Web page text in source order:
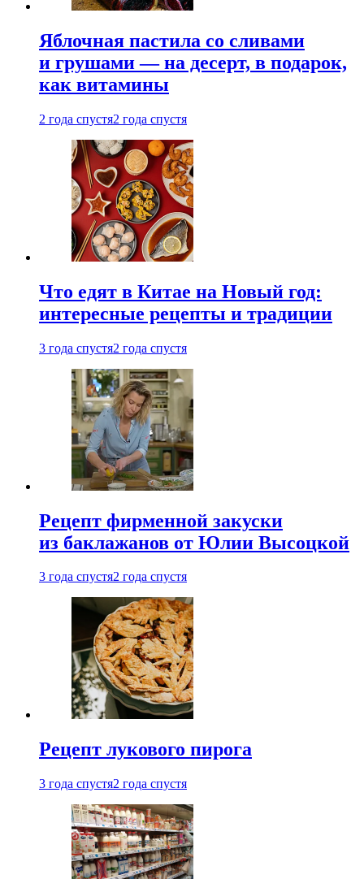
Яблочная пастила со сливами
и грушами — на десерт, в подарок,
как витамины
2 года спустя2 года спустя
Что едят в Китае на Новый год:
интересные рецепты и традиции
3 года спустя2 года спустя
Рецепт фирменной закуски
из баклажанов от Юлии Высоцкой
3 года спустя2 года спустя
Рецепт лукового пирога
3 года спустя2 года спустя